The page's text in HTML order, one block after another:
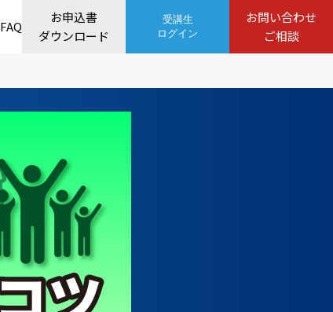
FAQ
お申込書
ダウンロード
受講生
ログイン
お問い合わせ
ご相談